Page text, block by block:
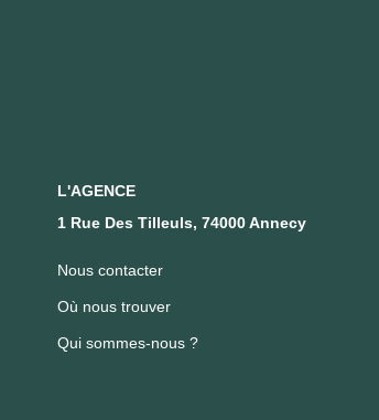
L'AGENCE
1 Rue Des Tilleuls, 74000 Annecy
Nous contacter
Où nous trouver
Qui sommes-nous ?